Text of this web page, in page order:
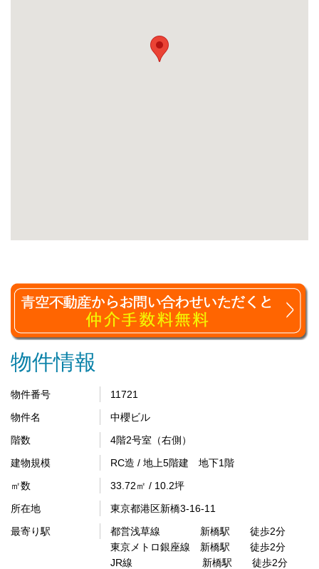
物件情報
物件番号
11721
物件名
中櫻ビル
階数
4階2号室（右側）
建物規模
RC造 / 地上5階建 地下1階
㎡数
33.72㎡ / 10.2坪
所在地
東京都港区新橋3-16-11
最寄り駅
都営浅草線 新橋駅 徒歩2分
東京メトロ銀座線 新橋駅 徒歩2分
JR線 新橋駅 徒歩2分